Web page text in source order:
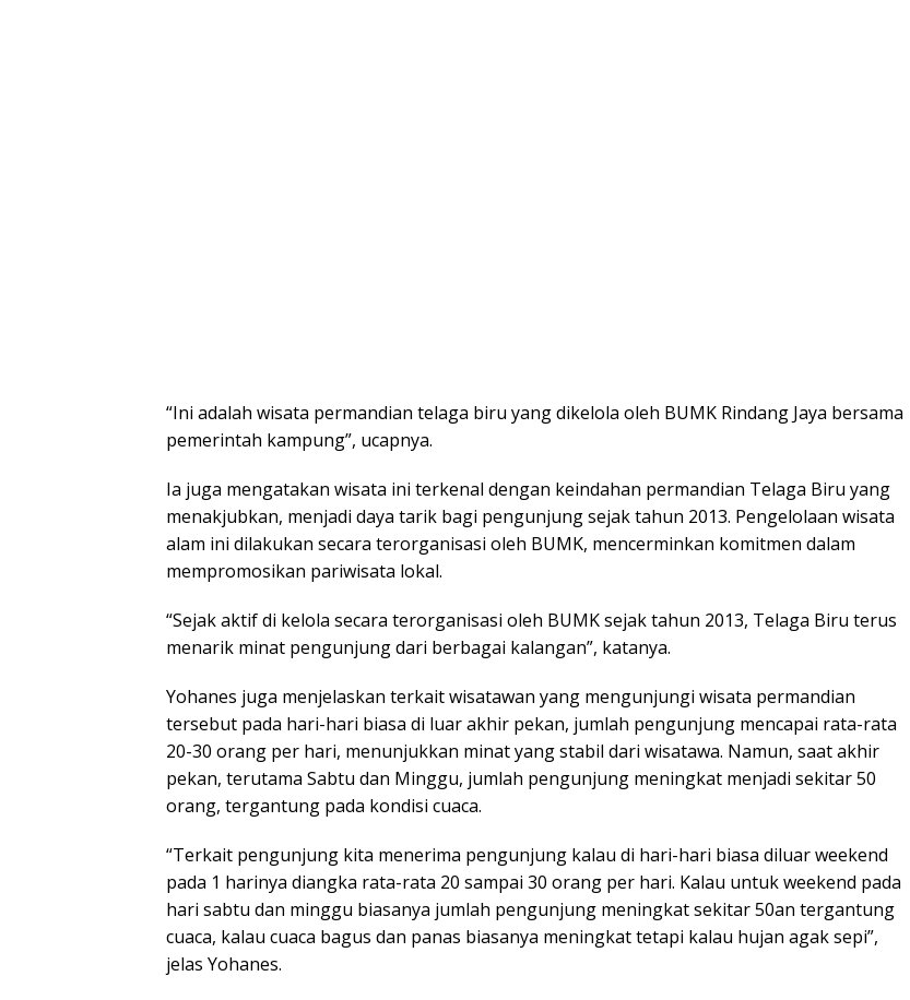
“Ini adalah wisata permandian telaga biru yang dikelola oleh BUMK Rindang Jaya bersama
pemerintah kampung”, ucapnya.
Ia juga mengatakan wisata ini terkenal dengan keindahan permandian Telaga Biru yang
menakjubkan, menjadi daya tarik bagi pengunjung sejak tahun 2013. Pengelolaan wisata
alam ini dilakukan secara terorganisasi oleh BUMK, mencerminkan komitmen dalam
mempromosikan pariwisata lokal.
“Sejak aktif di kelola secara terorganisasi oleh BUMK sejak tahun 2013, Telaga Biru terus
menarik minat pengunjung dari berbagai kalangan”, katanya.
Yohanes juga menjelaskan terkait wisatawan yang mengunjungi wisata permandian
tersebut pada hari-hari biasa di luar akhir pekan, jumlah pengunjung mencapai rata-rata
20-30 orang per hari, menunjukkan minat yang stabil dari wisatawa. Namun, saat akhir
pekan, terutama Sabtu dan Minggu, jumlah pengunjung meningkat menjadi sekitar 50
orang, tergantung pada kondisi cuaca.
“Terkait pengunjung kita menerima pengunjung kalau di hari-hari biasa diluar weekend
pada 1 harinya diangka rata-rata 20 sampai 30 orang per hari. Kalau untuk weekend pada
hari sabtu dan minggu biasanya jumlah pengunjung meningkat sekitar 50an tergantung
cuaca, kalau cuaca bagus dan panas biasanya meningkat tetapi kalau hujan agak sepi”,
jelas Yohanes.